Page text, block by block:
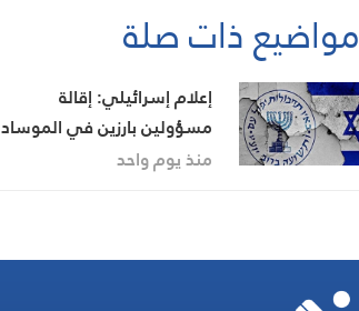
مواضيع ذات صلة
إعلام إسرائيلي: إقالة
مسؤولين بارزين في الموساد
بعد فشل خطة إسقاط النظام
منذ يوم واحد